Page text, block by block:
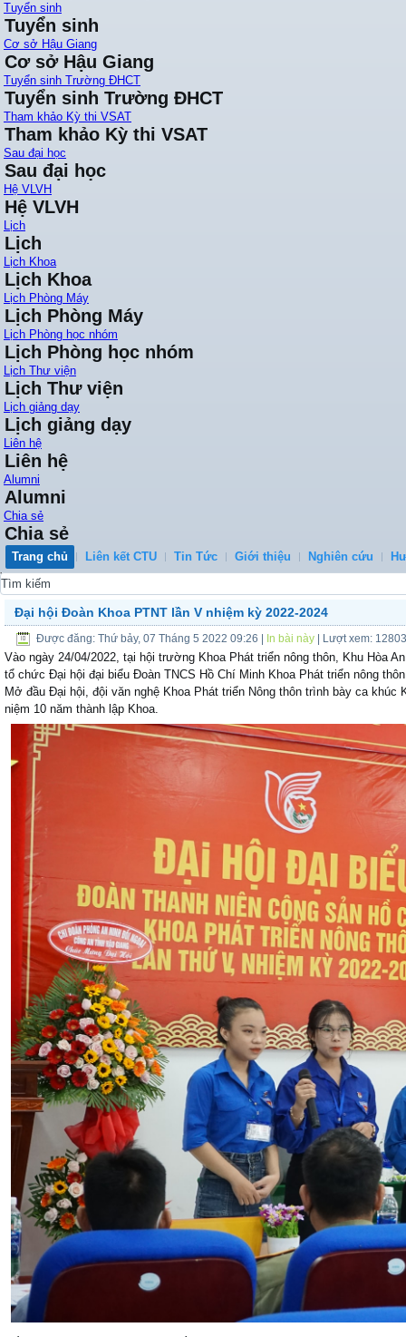
Tuyển sinh
Tuyển sinh
Cơ sở Hậu Giang
Cơ sở Hậu Giang
Tuyển sinh Trường ĐHCT
Tuyển sinh Trường ĐHCT
Tham khảo Kỳ thi VSAT
Tham khảo Kỳ thi VSAT
Sau đại học
Sau đại học
Hệ VLVH
Hệ VLVH
Lịch
Lịch
Lịch Khoa
Lịch Khoa
Lịch Phòng Máy
Lịch Phòng Máy
Lịch Phòng học nhóm
Lịch Phòng học nhóm
Lịch Thư viện
Lịch Thư viện
Lịch giảng dạy
Lịch giảng dạy
Liên hệ
Liên hệ
Alumni
Alumni
Chia sẻ
Chia sẻ
Trang chủ Liên kết CTU Tin Tức Giới thiệu Nghiên cứu
0
Đại hội Đoàn Khoa PTNT lần V nhiệm kỳ 2022-2024
Được đăng: Thứ bảy, 07 Tháng 5 2022 09:26 In bài này | Lượt xem:
Vào ngày 24/04/2022, tại hội trường Khoa Phát triển nông thôn, Khu Hòa
tổ chức Đại hội đại biểu Đoàn TNCS Hồ Chí Minh Khoa Phát triển nông
Mở đầu Đại hội, đội văn nghệ Khoa Phát triển Nông thôn trình bày ca
niệm 10 năm thành lập Khoa.